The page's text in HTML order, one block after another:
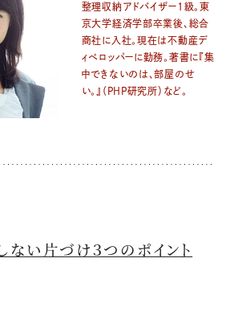
整理収納アドバイザー1級。東
京大学経済学部卒業後、総合
商社に入社。現在は不動産デ
ィベロッパーに勤務。著書に『集
中できないのは、部屋のせ
い。』（PHP研究所）など。
ない片づけ３つのポイント